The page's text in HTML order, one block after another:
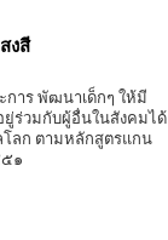
งสี
าร พัฒนาเด็กๆ ให้มี
ร่วมกับผู้อื่นในสังคมได้
โลก ตามหลักสูตรแกน
๑